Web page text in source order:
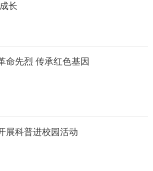
长
命先烈 传承红色基因
展科普进校园活动